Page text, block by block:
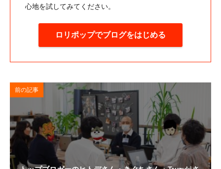
心地を試してみてください。
ロリポップでブログをはじめる
前の記事